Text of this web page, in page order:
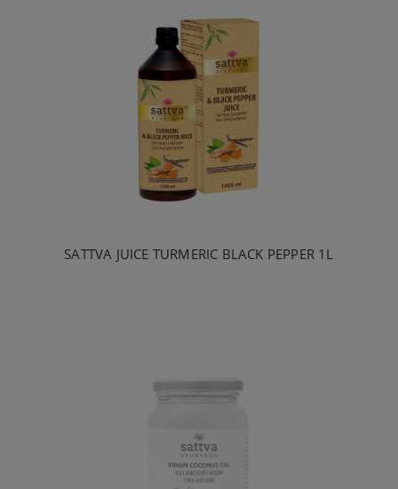
SATTVA JUICE TURMERIC BLACK PEPPER 1L